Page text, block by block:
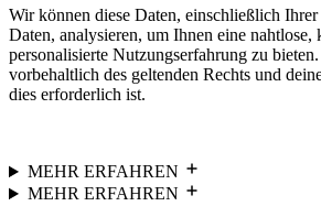
Wir können diese Daten, einschließlich Ihrer
Daten, analysieren, um Ihnen eine nahtlose,
personalisierte Nutzungserfahrung zu
vorbehaltlich des geltenden Rechts und
dies erforderlich ist.
MEHR ERFAHREN
MEHR ERFAHREN